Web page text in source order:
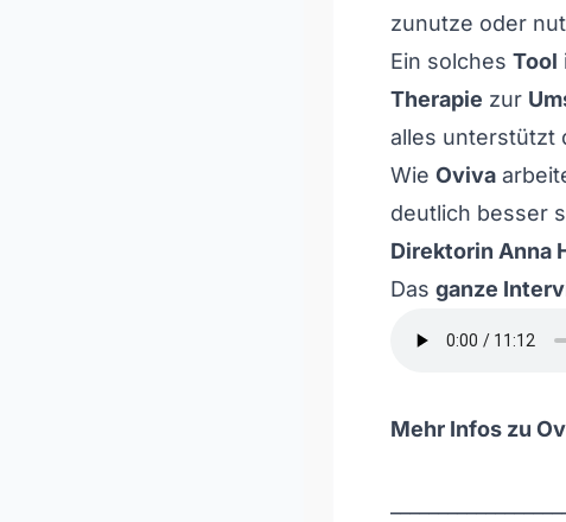
zunutze oder
Ein solches Tool
Therapie zur
alles unterstützt
Wie Oviva
deutlich besser
Direktorin Anna
Das ganze
Mehr Infos zu